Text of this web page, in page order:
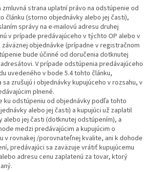
zmluvná strana uplatní právo na odstúpenie od
článku (storno objednávky alebo jej časti),
správy na e-mailovú adresu druhej
v prípade predávajúceho v týchto OP alebo v
objednávke (prípadne v registračnom
bude účinné od doručenia dotknutej
V prípade odstúpenia predávajúceho
uvedeného v bode 5.4 tohto článku,
zrušujú i objednávky kupujúceho v rozsahu, v
plnené.
ku odstúpeniu od objednávky podľa tohto
alebo jej časti) a kupujúci už zaplatil
alebo jej časti (dotknutej odstúpením), a
medzi predávajúcim a kupujúcim o
v rovnakej /porovnateľnej kvalite, ani k dohode
predávajúci sa zaväzuje vrátiť kupujúcemu
adresu cenu zaplatenú za tovar, ktorý